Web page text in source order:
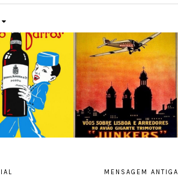
MENSAGEM ANTIGA